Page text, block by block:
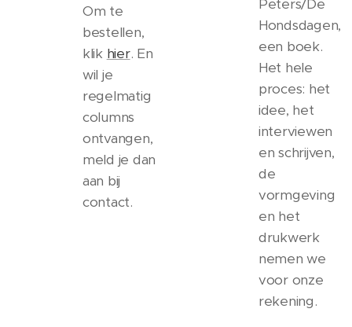
Om te
bestellen,
klik hier. En
wil je
regelmatig
columns
ontvangen,
meld je dan
aan bij
contact.
Peters/De
Hondsdagen,
een boek.
Het hele
proces: het
idee, het
interviewen
en schrijven,
de
vormgeving
en het
drukwerk
nemen we
voor onze
rekening.